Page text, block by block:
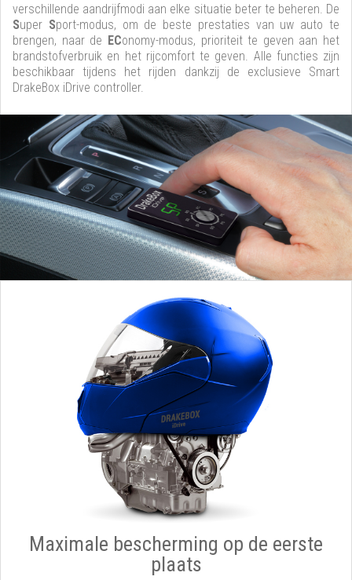
verschillende aandrijfmodi aan elke situatie beter te beheren. De
Super Sport-modus, om de beste prestaties van uw auto te
brengen, naar de EConomy-modus, prioriteit te geven aan het
brandstofverbruik en het rijcomfort te geven. Alle functies zijn
beschikbaar tijdens het rijden dankzij de exclusieve Smart
DrakeBox iDrive controller.
Maximale bescherming op de eerste
plaats